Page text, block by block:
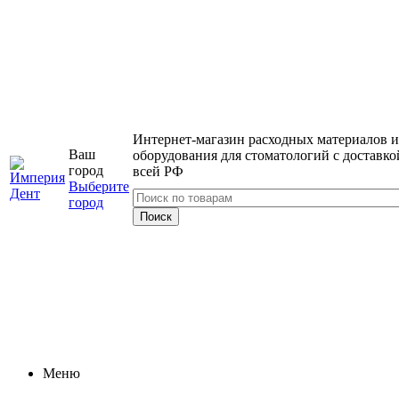
Ваш
город
Выберите
город
Интернет-магазин расходных материалов и
оборудования для стоматологий с
всей РФ
Меню